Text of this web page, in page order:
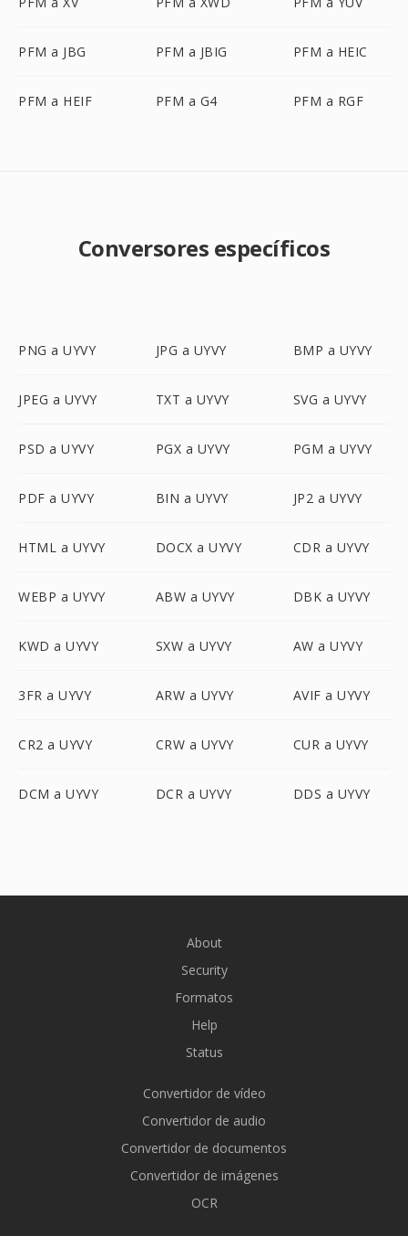
PFM a JBG PFM a JBIG PFM a HEIC
PFM a HEIF PFM a G4 PFM a RGF
Conversores específicos
PNG a UYVY JPG a UYVY BMP a UYVY
JPEG a UYVY TXT a UYVY SVG a UYVY
PSD a UYVY PGX a UYVY PGM a UYVY
PDF a UYVY BIN a UYVY JP2 a UYVY
HTML a UYVY DOCX a UYVY CDR a UYVY
WEBP a UYVY ABW a UYVY DBK a UYVY
KWD a UYVY SXW a UYVY AW a UYVY
3FR a UYVY ARW a UYVY AVIF a UYVY
CR2 a UYVY CRW a UYVY CUR a UYVY
DCM a UYVY DCR a UYVY DDS a UYVY
About
Security
Formatos
Help
Status
Convertidor de vídeo
Convertidor de audio
Convertidor de documentos
Convertidor de imágenes
OCR